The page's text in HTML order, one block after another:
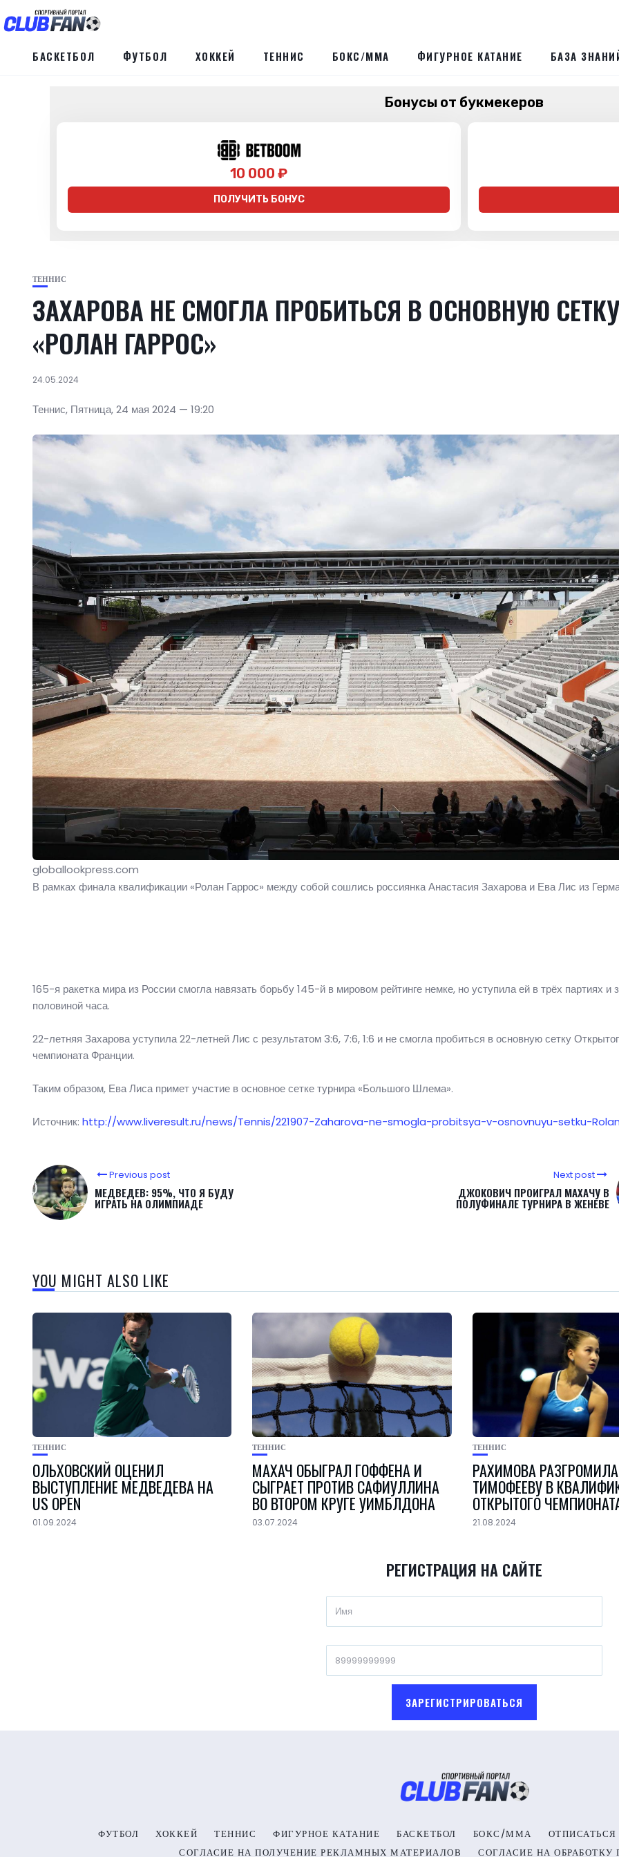
БАСКЕТБОЛ ФУТБОЛ ХОККЕЙ ТЕННИС БОКС/ММА ФИГУРНОЕ КАТАНИЕ БАЗА
Бонусы от букмекеров
10 000 ₽
ПОЛУЧИТЬ БОНУС
ТЕННИС
ЗАХАРОВА НЕ СМОГЛА ПРОБИТЬСЯ В ОСНОВНУЮ
«РОЛАН ГАРРОС»
24.05.2024
Теннис, Пятница, 24 мая 2024 — 19:20
globallookpress.com
В рамках финала квалификации «Ролан Гаррос» между собой сошлись россиянка Анастасия Захарова и Ева Лис из
165-я ракетка мира из России смогла навязать борьбу 145-й в мировом рейтинге немке, но уступила ей в трёх партиях и
половиной часа.
22-летняя Захарова уступила 22-летней Лис с результатом 3:6, 7:6, 1:6 и не смогла пробиться в основную сетку
чемпионата Франции.
Таким образом, Ева Лиса примет участие в основное сетке турнира «Большого Шлема».
Источник: http://www.liveresult.ru/news/Tennis/221907-Zaharova-ne-smogla-probitsya-v-osnovnuyu-setku-
Previous post
МЕДВЕДЕВ: 95%, ЧТО Я БУДУ
ИГРАТЬ НА ОЛИМПИАДЕ
Next post
ДЖОКОВИЧ ПРОИГРАЛ МАХАЧУ В
ПОЛУФИНАЛЕ ТУРНИРА В ЖЕНЕВЕ
YOU MIGHT ALSO LIKE
ТЕННИС
ОЛЬХОВСКИЙ ОЦЕНИЛ
ВЫСТУПЛЕНИЕ МЕДВЕДЕВА НА
US OPEN
01.09.2024
ТЕННИС
МАХАЧ ОБЫГРАЛ ГОФФЕНА И
СЫГРАЕТ ПРОТИВ САФИУЛЛИНА
ВО ВТОРОМ КРУГЕ УИМБЛДОНА
03.07.2024
ТЕННИС
РАХИМОВА РАЗГРОМИЛА
ТИМОФЕЕВУ В
ОТКРЫТОГО
21.08.2024
РЕГИСТРАЦИЯ НА САЙТЕ
ЗАРЕГИСТРИРОВАТЬСЯ
ФУТБОЛ ХОККЕЙ ТЕННИС ФИГУРНОЕ КАТАНИЕ БАСКЕТБОЛ БОКС/ММА
СОГЛАСИЕ НА ПОЛУЧЕНИЕ РЕКЛАМНЫХ МАТЕРИАЛОВ
СОГЛАСИЕ НА